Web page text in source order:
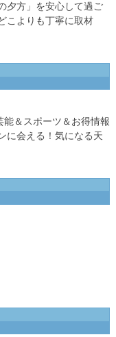
夕方」を安心して過ご
こよりも丁寧に取材
能＆スポーツ＆お得情報
に会える！気になる天